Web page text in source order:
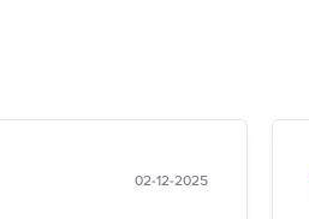
02-12-2025